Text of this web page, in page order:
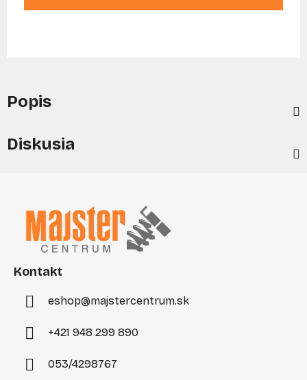
Popis
Diskusia
Kontakt
eshop@majstercentrum.sk
+421 948 299 890
053/4298767